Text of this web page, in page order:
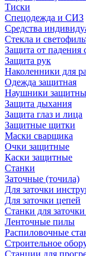
Тиски
Спецодежда и СИЗ
Средства
Стекла и
Защита от падения
Защита рук
Наколенники для
Одежда защитная
Наушники
Защита дыхания
Защита глаз и лица
Защитные щитки
Маски сварщика
Очки защитные
Каски защитные
Станки
Заточные (точила)
Для заточки
Для заточки цепей
Станки для
Ленточные пилы
Распиловочные
Строительное
Станции для